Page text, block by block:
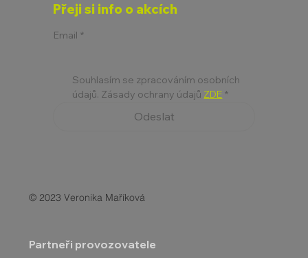
Přeji si info o akcích
Email *
Souhlasím se zpracováním osobních
údajů. Zásady ochrany údajů ZDE *
Odeslat
© 2023 Veronika Maříková
Partneři provozovatele